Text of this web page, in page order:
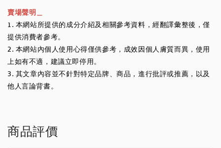
賣場聲明＿
1. 本網站所提供的成分介紹及相關參考資料，經翻譯彙整後，僅
提供消費者參考。
2. 本網站內個人使用心得僅供參考，成效因個人膚質而異，使用
上如有不適，建議立即停用。
3. 其文章內容並不針對特定品牌、商品，進行批評或推薦，以及
他人言論背書。
商品評價